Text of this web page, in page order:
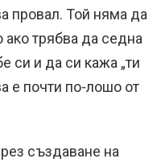
провал. Той няма да
трябва да седна
си и да си кажа „ти
е почти по-лошо от
създаване на